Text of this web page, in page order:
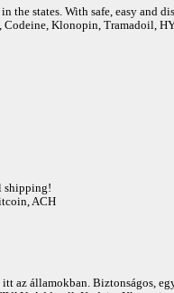
the states. With safe, easy and
Klonopin, Tramadoil,
shipping!
ACH
az államokban. Biztonságos,